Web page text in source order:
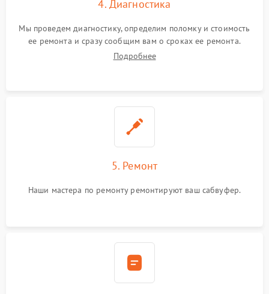
4. Диагностика
Мы проведем диагностику, определим поломку и стоимость
ее ремонта и сразу сообщим вам о сроках ее ремонта.
Подробнее
5. Ремонт
Наши мастера по ремонту ремонтируют ваш сабвуфер.